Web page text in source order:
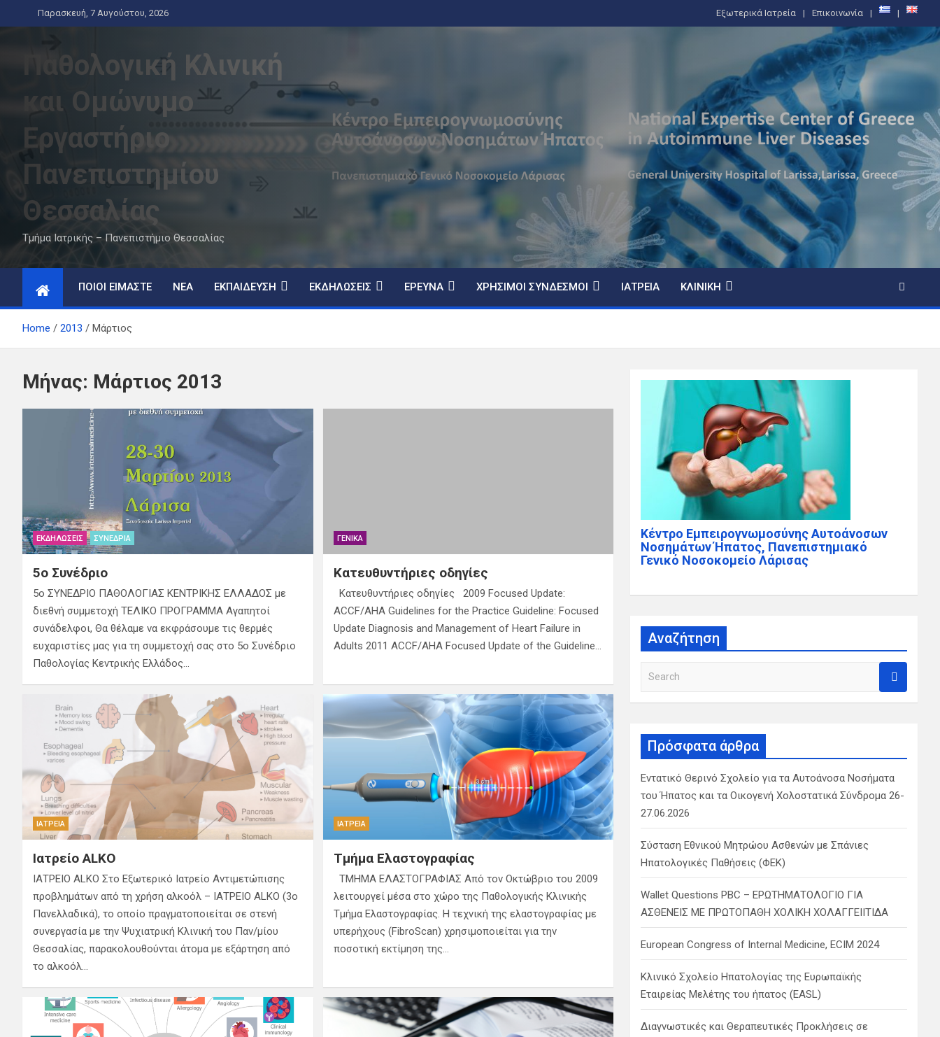
to
Παρασκευή, 7 Αυγούστου, 2026 Εξωτερικά Ιατρεία Επικοινωνία
Παθολογική Κλινική
και Ομώνυμο
Εργαστήριο
Πανεπιστημίου
Θεσσαλίας
Τμήμα Ιατρικής – Πανεπιστήμιο Θεσσαλίας
ΠΟΙΟΊ ΕΊΜΑΣΤΕ ΝΈΑ ΕΚΠΑΊΔΕΥΣΗ ΕΚΔΗΛΏΣΕΙΣ ΈΡΕΥΝΑ ΧΡΉΣΙΜΟΙ ΣΎΝΔΕΣΜΟΙ ΙΑΤΡΕΊΑ ΚΛΙΝΙΚΉ
Home 2013 Μάρτιος
Μήνας: Μάρτιος 2013
ΕΚΔΗΛΏΣΕΙΣ ΣΥΝΈΔΡΙΑ
5ο Συνέδριο
5ο ΣΥΝΕΔΡΙΟ ΠΑΘΟΛΟΓΙΑΣ ΚΕΝΤΡΙΚΗΣ ΕΛΛΑΔΟΣ με
διεθνή συμμετοχή ΤΕΛΙΚΟ ΠΡΟΓΡΑΜΜΑ Αγαπητοί
συνάδελφοι, Θα θέλαμε να εκφράσουμε τις θερμές
ευχαριστίες μας για τη συμμετοχή σας στο 5ο Συνέδριο
Παθολογίας Κεντρικής Ελλάδος…
ΓΕΝΙΚΆ
Κατευθυντήριες οδηγίες
Κατευθυντήριες οδηγίες 2009 Focused Update:
ACCF/AHA Guidelines for the Practice Guideline: Focused
Update Diagnosis and Management of Heart Failure in
Adults 2011 ACCF/AHA Focused Update of the Guideline…
ΙΑΤΡΕΊΑ
Ιατρείο ALKO
ΙΑΤΡΕΙΟ ALKO Στο Εξωτερικό Ιατρείο Αντιμετώπισης
προβλημάτων από τη χρήση αλκοόλ – ΙΑΤΡΕΙΟ ALKO (3ο
Πανελλαδικά), το οποίο πραγματοποιείται σε στενή
συνεργασία με την Ψυχιατρική Κλινική του Παν/μίου
Θεσσαλίας, παρακολουθούνται άτομα με εξάρτηση από
το αλκοόλ…
ΙΑΤΡΕΊΑ
Τμήμα Ελαστογραφίας
ΤΜΗΜΑ ΕΛΑΣΤΟΓΡΑΦΙΑΣ Από τον Οκτώβριο του 2009
λειτουργεί μέσα στο χώρο της Παθολογικής Κλινικής
Τμήμα Ελαστογραφίας. Η τεχνική της ελαστογραφίας με
υπερήχους (FibroScan) χρησιμοποιείται για την
ποσοτική εκτίμηση της…
Κέντρο Εμπειρογνωμοσύνης Αυτοάνοσων
Νοσημάτων Ήπατος, Πανεπιστημιακό
Γενικό Νοσοκομείο Λάρισας
Αναζήτηση
a
h
Πρόσφατα άρθρα
Εντατικό Θερινό Σχολείο για τα Αυτοάνοσα Νοσήματα
του Ήπατος και τα Οικογενή Χολοστατικά Σύνδρομα 26-
27.06.2026
Σύσταση Εθνικού Μητρώου Ασθενών με Σπάνιες
Ηπατολογικές Παθήσεις (ΦΕΚ)
Wallet Questions PBC – ΕΡΩΤΗΜΑΤΟΛΟΓΙΟ ΓΙΑ
ΑΣΘΕΝΕΙΣ ΜΕ ΠΡΩΤΟΠΑΘΗ ΧΟΛΙΚΗ ΧΟΛΑΓΓΕΙΙΤΙΔΑ
European Congress of Internal Medicine, ECIM 2024
Κλινικό Σχολείο Ηπατολογίας της Ευρωπαϊκής
Εταιρείας Μελέτης του ήπατος (EASL)
Διαγνωστικές και Θεραπευτικές Προκλήσεις σε